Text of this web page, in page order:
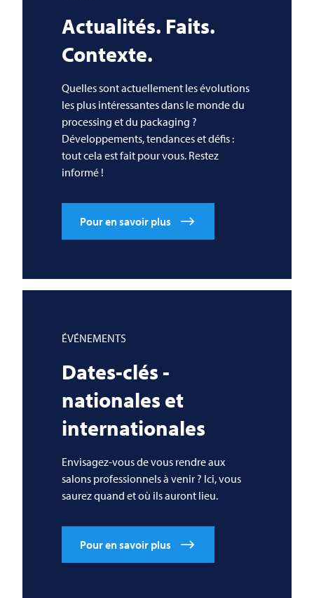
Actualités. Faits.
Contexte.
Quelles sont actuellement les évolutions
les plus intéressantes dans le monde du
processing et du packaging ?
Développements, tendances et défis :
tout cela est fait pour vous. Restez
informé !
Pour en savoir plus
ÉVÉNEMENTS
Dates-clés -
nationales et
internationales
Envisagez-vous de vous rendre aux
salons professionnels à venir ? Ici, vous
saurez quand et où ils auront lieu.
Pour en savoir plus